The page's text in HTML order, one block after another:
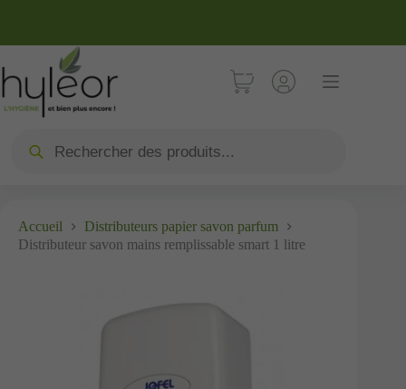
Accueil
Distributeurs papier savon parfum
Distributeur savon mains remplissable smart 1 litre